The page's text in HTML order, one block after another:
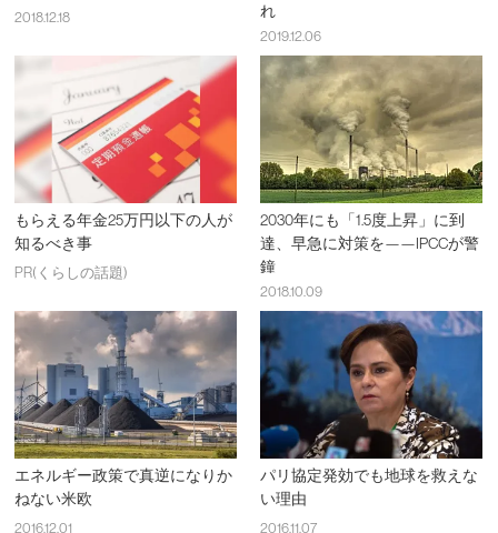
2018.12.18
れ
2019.12.06
もらえる年金25万円以下の人が
知るべき事
PR(くらしの話題)
2030年にも「1.5度上昇」に到
達、早急に対策を——IPCCが警
鐘
2018.10.09
エネルギー政策で真逆になりか
ねない米欧
2016.12.01
パリ協定発効でも地球を救えな
い理由
2016.11.07